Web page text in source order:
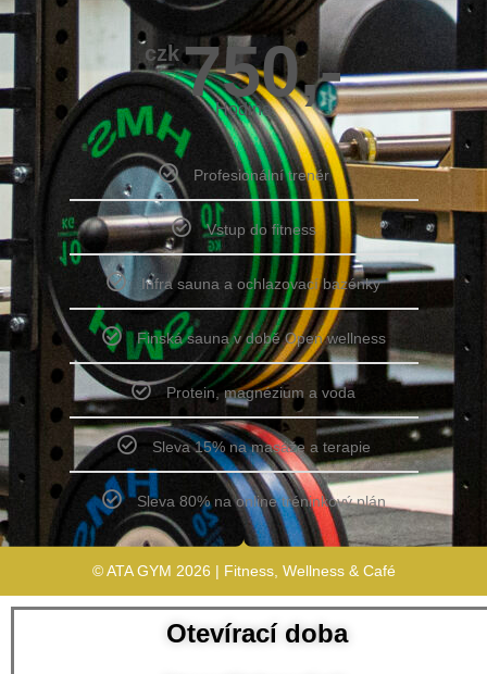
czk750,-
Hodina
Profesionální trenér
Vstup do fitness
Infra sauna a ochlazovací bazénky
Finská sauna v době Open wellness
Protein, magnézium a voda
Sleva 15% na masáže a terapie
Sleva 80% na online tréninkový plán
© ATA GYM 2026 | Fitness, Wellness & Café
Otevírací doba